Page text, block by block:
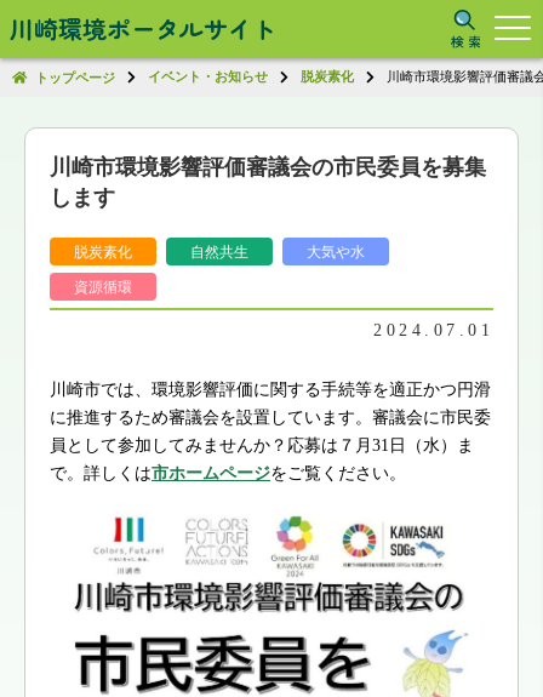
川崎環境ポータルサイト
トップページ イベント・お知らせ 脱炭素化 川崎市環境影響評価審議
川崎市環境影響評価審議会の市民委員を募集
します
脱炭素化 自然共生 大気や水
資源循環
2024.07.01
川崎市では、環境影響評価に関する手続等を適正かつ円滑
に推進するため審議会を設置しています。審議会に市民委
員として参加してみませんか？応募は７月31日（水）ま
で。詳しくは市ホームページをご覧ください。